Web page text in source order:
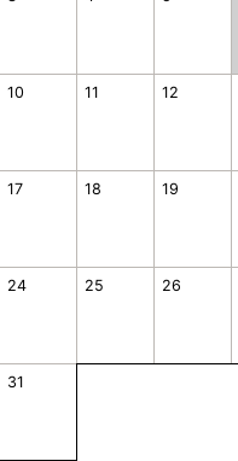
10 11 12
17 18 19
24 25 26
31